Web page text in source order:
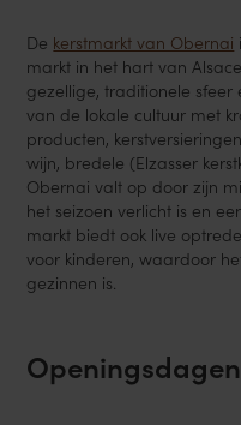
De kerstmarkt van Obernai
markt in het hart van
gezellige, traditionele sfeer
van de lokale cultuur met
producten,
wijn, bredele (Elzasser
Obernai valt op door zijn
het seizoen verlicht is en
markt biedt ook live
voor kinderen, waardoor
gezinnen is.